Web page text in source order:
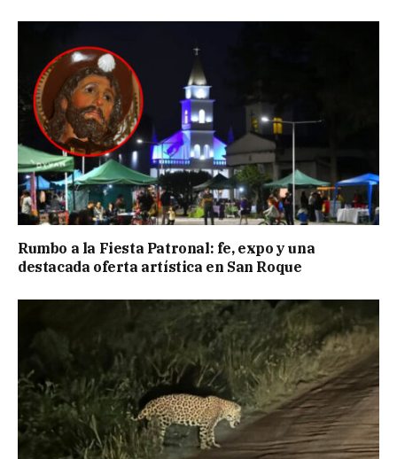
Rumbo a la Fiesta Patronal: fe, expo y una
destacada oferta artística en San Roque